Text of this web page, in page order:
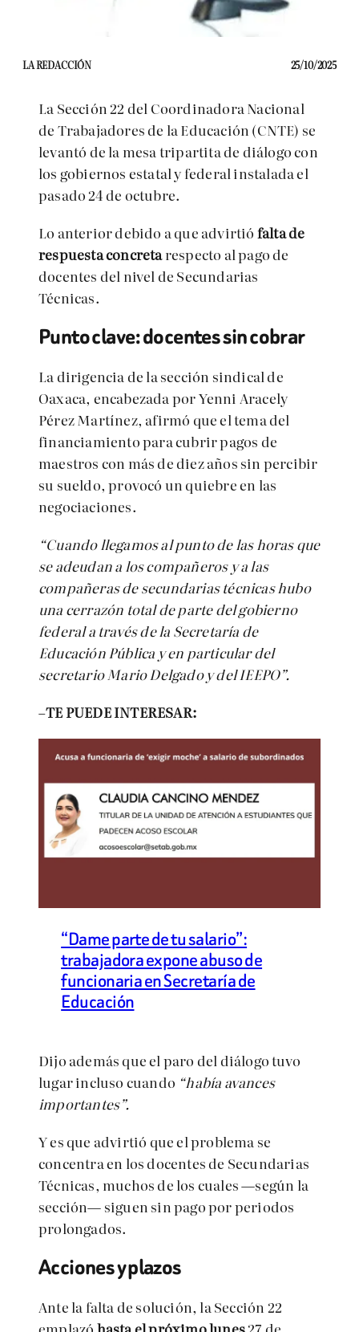
LA REDACCIÓN 25/10/2025
La Sección 22 del Coordinadora Nacional
de Trabajadores de la Educación (CNTE) se
levantó de la mesa tripartita de diálogo con
los gobiernos estatal y federal instalada el
pasado 24 de octubre.
Lo anterior debido a que advirtió falta de
respuesta concretarespecto al pago de
docentes del nivel de Secundarias
Técnicas.
Punto clave: docentes sin cobrar
La dirigencia de la sección sindical de
Oaxaca, encabezada por Yenni Aracely
Pérez Martínez, afirmó que el tema del
financiamiento para cubrir pagos de
maestros con más de diez años sin percibir
su sueldo, provocó un quiebre en las
negociaciones.
“Cuando llegamos al punto de las horas que
se adeudan a los compañeros y a las
compañeras de secundarias técnicas hubo
una cerrazón total de parte del gobierno
federal a través de la Secretaría de
Educación Pública y en particular del
secretario Mario Delgado y del IEEPO”.
–TE PUEDE INTERESAR:
“Dame parte de tu salario”:
trabajadora expone abuso de
funcionaria en Secretaría de
Educación
Dijo además que el paro del diálogo tuvo
lugar incluso cuando “había avances
importantes”.
Y es que advirtió que el problema se
concentra en los docentes de Secundarias
Técnicas, muchos de los cuales —según la
sección— siguen sin pago por periodos
prolongados.
Acciones y plazos
Ante la falta de solución, la Sección 22